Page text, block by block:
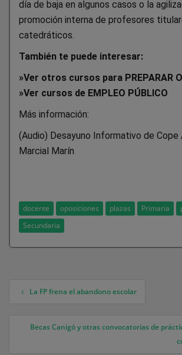
día de baja en algunos casos o la
promoción interna de profesores
catedráticos.
También te puede interesar:
»Ver otros cursos para PREPARAR
»Ver cursos de EMPLEO PÚBLICO
Más información:
(Audio) Desayuno Informativo de Cope
Marcial Marín
docente oposiciones plazas Primaria
Secundaria
Navegación de entradas
La FP frena el abandono escolar
Becas Canigó y otras convocatorias de